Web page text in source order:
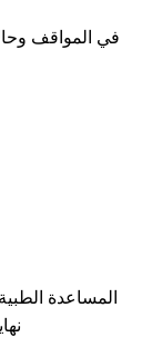
المواقف وحالات
الطبية من
نهاية